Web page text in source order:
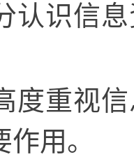
认识信
度重视
用。